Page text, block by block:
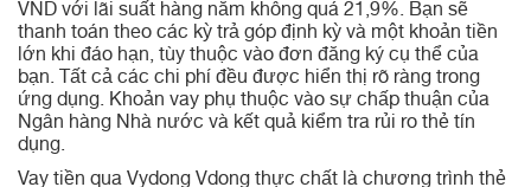
VND với lãi suất hàng năm không quá 21,9%. Bạn sẽ
thanh toán theo các kỳ trả góp định kỳ và một khoản tiền
lớn khi đáo hạn, tùy thuộc vào đơn đăng ký cụ thể của
bạn. Tất cả các chi phí đều được hiển thị rõ ràng trong
ứng dụng. Khoản vay phụ thuộc vào sự chấp thuận của
Ngân hàng Nhà nước và kết quả kiểm tra rủi ro thẻ tín
dụng.
Vay tiền qua Vydong Vdong thực chất là chương trình thẻ